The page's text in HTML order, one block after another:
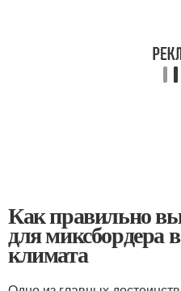
Как правильно
для миксбордера
климата